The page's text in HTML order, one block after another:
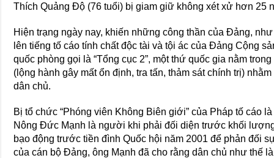
Thích Quảng Ðộ (76 tuổi) bị giam giữ không xét xử hơn 25
Hiện trạng ngày nay, khiến những công thần của Ðảng,
lên tiếng tố cáo tính chất độc tài và tội ác của Ðảng Cộng
quốc phòng gọi là “Tổng cục 2”, một thứ quốc gia nằm
(lộng hành gây mất ổn định, tra tấn, thảm sát chính trị)
dân chủ.
Bị tổ chức “Phóng viên Không Biên giới” của Pháp tố cáo
Nông Ðức Mạnh là người khi phải đối diện trước khối
bạo động trước tiền đình Quốc hội năm 2001 để phản đối
của cán bộ Ðảng, ông Mạnh đã cho rằng dân chủ như thế